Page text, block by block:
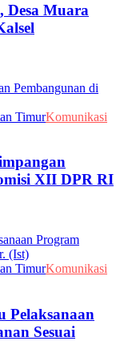
Desa Muara
TimurKomunikasi
XII DPR RI
TimurKomunikasi
Pelaksanaan
Sesuai